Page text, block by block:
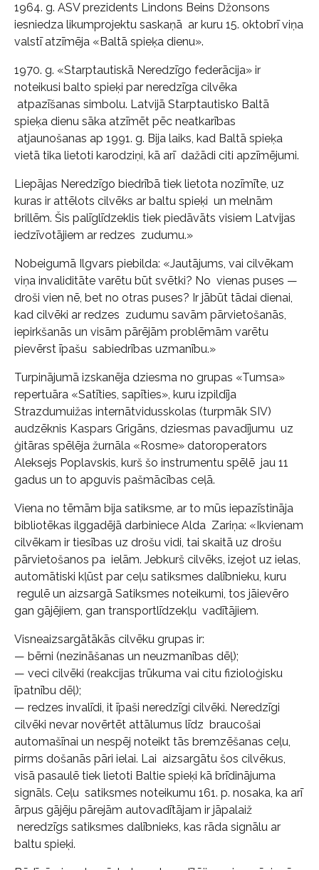
1964. g. ASV prezidents Lindons Beins Džonsons
iesniedza likumprojektu saskaņā ar kuru 15. oktobrī viņa
valstī atzīmēja «Baltā spieķa dienu».
1970. g. «Starptautiskā Neredzīgo federācija» ir
noteikusi balto spieķi par neredzīga cilvēka
atpazīšanas simbolu. Latvijā Starptautisko Baltā
spieķa dienu sāka atzīmēt pēc neatkarības
atjaunošanas ap 1991. g. Bija laiks, kad Baltā spieķa
vietā tika lietoti karodziņi, kā arī dažādi citi apzīmējumi.
Liepājas Neredzīgo biedrībā tiek lietota nozīmīte, uz
kuras ir attēlots cilvēks ar baltu spieķi un melnām
brillēm. Šis palīglīdzeklis tiek piedāvāts visiem Latvijas
iedzīvotājiem ar redzes zudumu.»
Nobeigumā Ilgvars piebilda: «Jautājums, vai cilvēkam
viņa invaliditāte varētu būt svētki? No vienas puses —
droši vien nē, bet no otras puses? Ir jābūt tādai dienai,
kad cilvēki ar redzes zudumu savām pārvietošanās,
iepirkšanās un visām pārējām problēmām varētu
pievērst īpašu sabiedrības uzmanību.»
Turpinājumā izskanēja dziesma no grupas «Tumsa»
repertuāra «Satīties, sapīties», kuru izpildīja
Strazdumuižas internātvidusskolas (turpmāk SIV)
audzēknis Kaspars Grigāns, dziesmas pavadījumu uz
ģitāras spēlēja žurnāla «Rosme» datoroperators
Aleksejs Poplavskis, kurš šo instrumentu spēlē jau 11
gadus un to apguvis pašmācības ceļā.
Viena no tēmām bija satiksme, ar to mūs iepazīstināja
bibliotēkas ilggadējā darbiniece Alda Zariņa: «Ikvienam
cilvēkam ir tiesības uz drošu vidi, tai skaitā uz drošu
pārvietošanos pa ielām. Jebkurš cilvēks, izejot uz ielas,
automātiski kļūst par ceļu satiksmes dalībnieku, kuru
regulē un aizsargā Satiksmes noteikumi, tos jāievēro
gan gājējiem, gan transportlīdzekļu vadītājiem.
Visneaizsargātākās cilvēku grupas ir:
— bērni (nezināšanas un neuzmanības dēļ);
— veci cilvēki (reakcijas trūkuma vai citu fizioloģisku
īpatnību dēļ);
— redzes invalīdi, it īpaši neredzīgi cilvēki. Neredzīgi
cilvēki nevar novērtēt attālumus līdz braucošai
automašīnai un nespēj noteikt tās bremzēšanas ceļu,
pirms došanās pāri ielai. Lai aizsargātu šos cilvēkus,
visā pasaulē tiek lietoti Baltie spieķi kā brīdinājuma
signāls. Ceļu satiksmes noteikumu 161. p. nosaka, ka arī
ārpus gājēju pārejām autovadītājam ir jāpalaiž
neredzīgs satiksmes dalībnieks, kas rāda signālu ar
baltu spieķi.